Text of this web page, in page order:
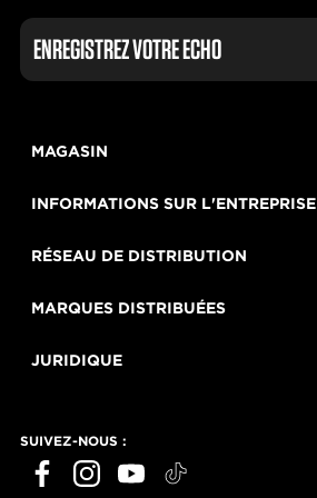
ENREGISTREZ VOTRE ECHO
MAGASIN
INFORMATIONS SUR L'ENTREPRISE
RÉSEAU DE DISTRIBUTION
MARQUES DISTRIBUÉES
JURIDIQUE
SUIVEZ-NOUS :